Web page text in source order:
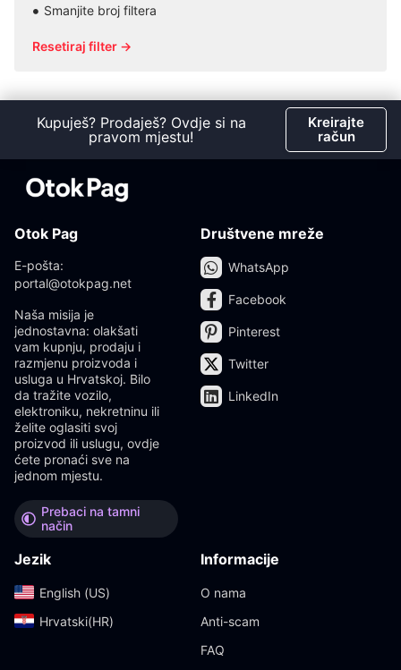
Smanjite broj filtera
Resetiraj filter →
Kupuješ? Prodaješ? Ovdje si na
pravom mjestu!
Kreirajte
račun
Otok Pag
E-pošta:
portal@otokpag.net
Naša misija je
jednostavna: olakšati
vam kupnju, prodaju i
razmjenu proizvoda i
usluga u Hrvatskoj. Bilo
da tražite vozilo,
elektroniku, nekretninu ili
želite oglasiti svoj
proizvod ili uslugu, ovdje
ćete pronaći sve na
jednom mjestu.
Prebaci na tamni
način
Društvene mreže
WhatsApp
Facebook
Pinterest
Twitter
LinkedIn
Jezik
English (US)‎
Hrvatski(HR)‎
Informacije
O nama
Anti-scam
FAQ